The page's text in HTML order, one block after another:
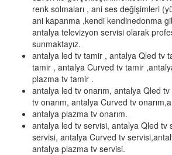
renk solmaları , ani ses değişimleri
ani kapanma ,kendi kendinedonma
antalya televizyon servisi olarak
sunmaktayız.
antalya led tv tamir , antalya Qled tv
tamir , antalya Curved tv tamir
plazma tv tamir .
antalya led tv onarım, antalya Qled
tv onarım, antalya Curved tv
antalya plazma tv onarım.
antalya led tv servisi, antalya Qled tv
servisi, antalya Curved tv
antalya plazma tv servisi.